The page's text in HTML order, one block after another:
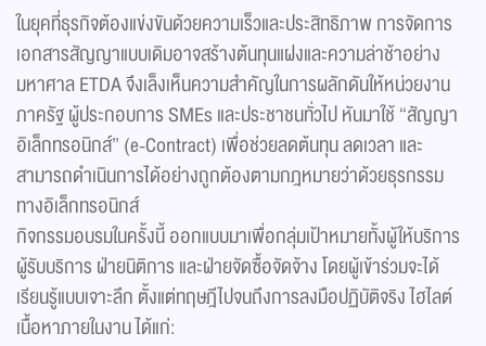
ในยุคที่ธุรกิจต้องแข่งขันด้วยความเร็วและประสิทธิภาพ การจัดการ
เอกสารสัญญาแบบเดิมอาจสร้างต้นทุนแฝงและความล่าช้าอย่าง
มหาศาล ETDA จึงเล็งเห็นความสำคัญในการผลักดันให้หน่วยงาน
ภาครัฐ ผู้ประกอบการ SMEs และประชาชนทั่วไป หันมาใช้ “สัญญา
อิเล็กทรอนิกส์” (e-Contract) เพื่อช่วยลดต้นทุน ลดเวลา และ
สามารถดำเนินการได้อย่างถูกต้องตามกฎหมายว่าด้วยธุรกรรม
ทางอิเล็กทรอนิกส์
กิจกรรมอบรมในครั้งนี้ ออกแบบมาเพื่อกลุ่มเป้าหมายทั้งผู้ให้บริการ
ผู้รับบริการ ฝ่ายนิติการ และฝ่ายจัดซื้อจัดจ้าง โดยผู้เข้าร่วมจะได้
เรียนรู้แบบเจาะลึก ตั้งแต่ทฤษฎีไปจนถึงการลงมือปฏิบัติจริง ไฮไลต์
เนื้อหาภายในงาน ได้แก่: